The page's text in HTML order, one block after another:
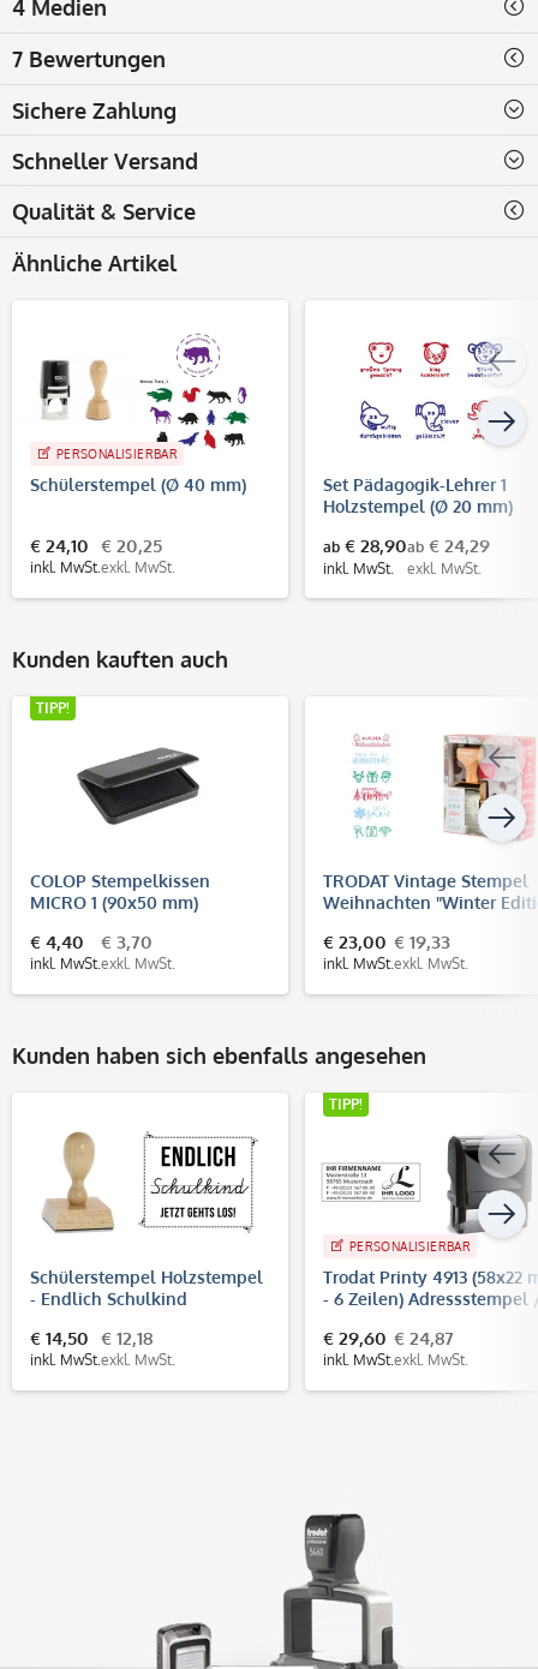
ohne Vorlage
Jetzt ganz einfach selbst
4 Medien
7 Bewertungen
Sichere Zahlung
Schneller Versand
Qualität & Service
Ähnliche Artikel
PERSONALISIERBAR
Schülerstempel (Ø 40 mm)
€ 24,10
inkl. MwSt.
€ 20,25
exkl. MwSt.
Set Pädagogik-Lehrer 1
Holzstempel (Ø 20 mm)
ab € 28,90
inkl. MwSt.
ab € 24,29
exkl. MwSt.
Kunden kauften auch
TIPP!
COLOP Stempelkissen
MICRO 1 (90x50 mm)
€ 4,40
inkl. MwSt.
€ 3,70
exkl. MwSt.
TRODAT Vintage Stempel
Weihnachten "Winter
€ 23,00
inkl. MwSt.
€ 19,33
exkl. MwSt.
Kunden haben sich ebenfalls angesehen
Schülerstempel Holzstempel
- Endlich Schulkind
€ 14,50
inkl. MwSt.
€ 12,18
exkl. MwSt.
TIPP!
PERSONALISIERBAR
Trodat Printy 4913 (58x22
- 6 Zeilen) Adressstempel
€ 29,60
inkl. MwSt.
€ 24,87
exkl. MwSt.